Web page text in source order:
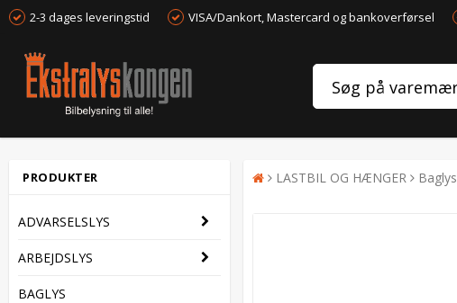
2-3 dages leveringstid VISA/Dankort, Mastercard og bankoverførsel
PRODUKTER
ADVARSELSLYS
ARBEJDSLYS
BAGLYS
LASTBIL OG HÆNGER Baglys